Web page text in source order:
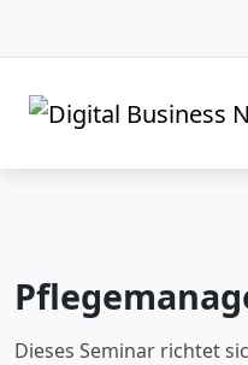
Dieses Seminar richtet